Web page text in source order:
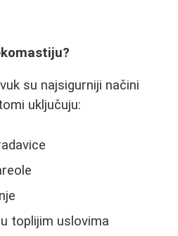
su najsigurniji načini
uključuju:
toplijim uslovima